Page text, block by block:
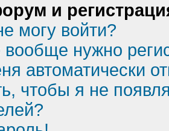
и
могу войти?
нужно
автоматически
чтобы я не